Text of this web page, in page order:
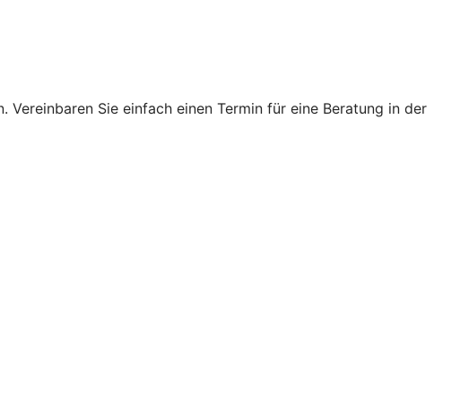
Sie einfach einen Termin für eine Beratung in der